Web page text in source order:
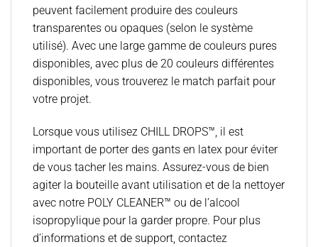
peuvent facilement produire des couleurs
transparentes ou opaques (selon le système
utilisé). Avec une large gamme de couleurs pures
disponibles, avec plus de 20 couleurs différentes
disponibles, vous trouverez le match parfait pour
votre projet.
Lorsque vous utilisez CHILL DROPS™, il est
important de porter des gants en latex pour éviter
de vous tacher les mains. Assurez-vous de bien
agiter la bouteille avant utilisation et de la nettoyer
avec notre POLY CLEANER™ ou de l’alcool
isopropylique pour la garder propre. Pour plus
d’informations et de support, contactez